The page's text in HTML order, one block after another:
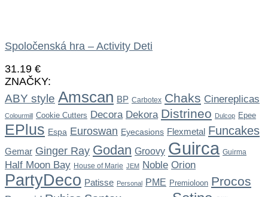
Spoločenská hra – Activity Deti
31.19 €
ZNAČKY:
ABY style Amscan BP Carbotex Chaks Cinereplicas
Colourmill Cookie Cutters Decora Dekora Distrineo Dulcop Epee
EPlus Espa Euroswan Eyecasions Flexmetal Funcakes
Gemar Ginger Ray Godan Groovy Guirca Guirma
Half Moon Bay House of Marie JEM Noble Orion
PartyDeco Patisse Personal PME Premioloon Procos